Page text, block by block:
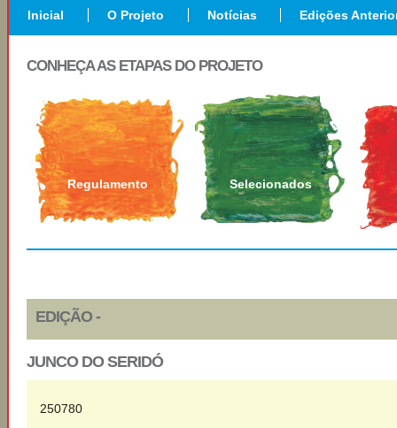
Inicial O Projeto Notícias Edições
CONHEÇA AS ETAPAS DO PROJETO
Regulamento Selecionados
EDIÇÃO -
JUNCO DO SERIDÓ
250780